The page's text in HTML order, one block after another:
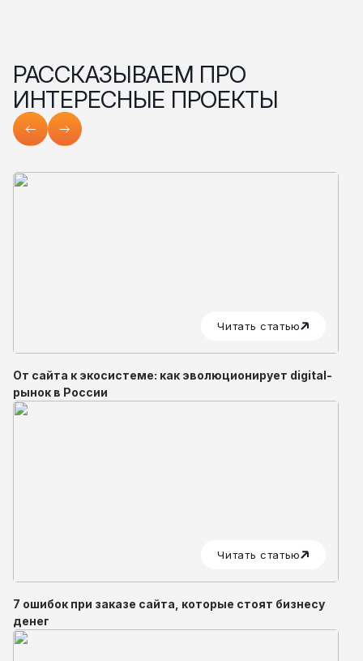
РАССКАЗЫВАЕМ ПРО
ИНТЕРЕСНЫЕ ПРОЕКТЫ
Читать статью
От сайта к экосистеме: как эволюционирует digital-
рынок в России
Читать статью
7 ошибок при заказе сайта, которые стоят бизнесу
денег